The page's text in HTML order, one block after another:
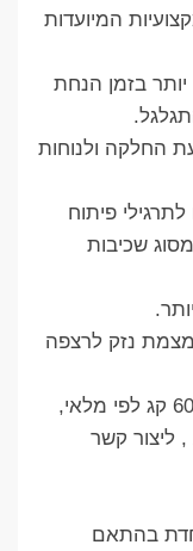
המיועדות
בזמן הנחת
החלקה ולנוחות
פיתוח
מסוג שכיבות
נזק לרצפה
נמכרת במשקלים שונים עד 1 קג עד 60 קג לפי מלאי,
משקל מיוחד מעל 60 קג , ליצור קשר
בהתאם